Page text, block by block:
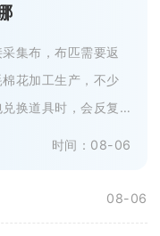
集布，布匹需要返
花加工生产，不少
换道具时，会反复
时间：08-06
08-06